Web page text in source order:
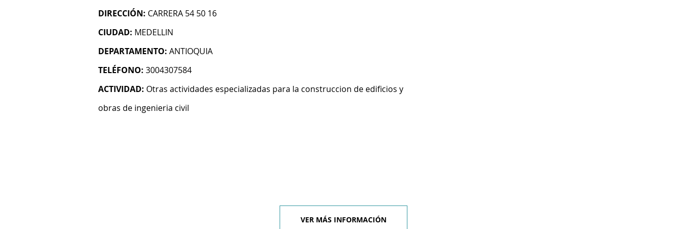
DIRECCIÓN: CARRERA 54 50 16
CIUDAD: MEDELLIN
DEPARTAMENTO: ANTIOQUIA
TELÉFONO: 3004307584
ACTIVIDAD: Otras actividades especializadas para la construccion de edificios y
obras de ingenieria civil
VER MÁS INFORMACIÓN